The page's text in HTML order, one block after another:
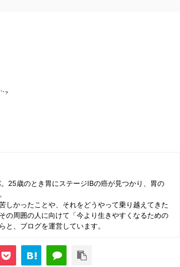
25歳のとき胃にステージⅠBの癌が見つかり、胃の
しかったことや、それをどうやって乗り越えてきた
の周囲の人に向けて「今より生きやすくなるための
と、ブログを運営しています。